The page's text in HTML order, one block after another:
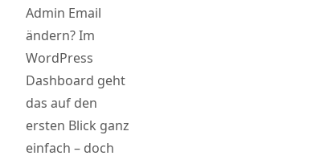
Admin Email
ändern? Im
WordPress
Dashboard geht
das auf den
ersten Blick ganz
einfach – doch